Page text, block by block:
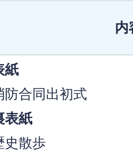
内
紙
防合同出初式
表紙
史散歩